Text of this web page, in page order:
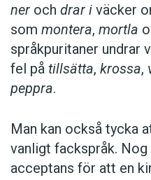
ner och drar i väcker
som montera, mortla
språkpuritaner undrar
fel på tillsätta, krossa,
peppra.
Man kan också tycka
vanligt fackspråk.
acceptans för att en